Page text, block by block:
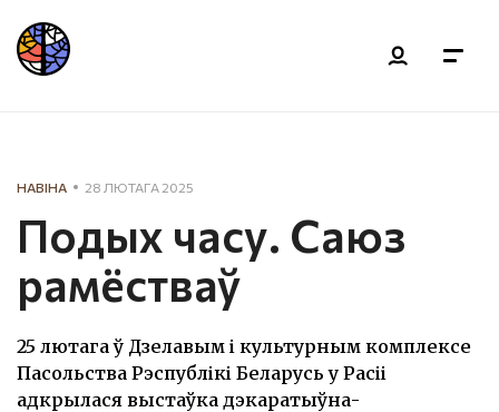
НАВІНА 28 ЛЮТАГА 2025
Подых часу. Саюз
рамёстваў
25 лютага ў Дзелавым і культурным комплексе
Пасольства Рэспублікі Беларусь у Расіі
адкрылася выстаўка дэкаратыўна-